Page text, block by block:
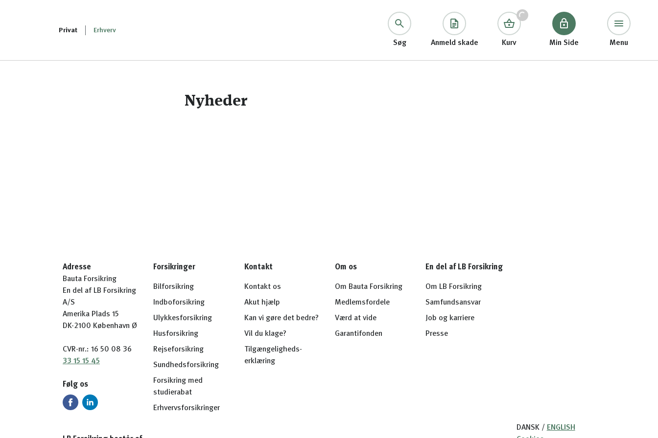
Privat Erhverv
Søg Anmeld skade Kurv Min Side Menu
Nyheder
Adresse
Bauta Forsikring
En del af LB Forsikring
A/S
Amerika Plads 15
DK-2100 København Ø
CVR-nr.: 16 50 08 36
33 15 15 45
Følg os
Forsikringer
Bilforsikring
Indboforsikring
Ulykkesforsikring
Husforsikring
Rejseforsikring
Sundhedsforsikring
Forsikring med
studierabat
Erhvervsforsikringer
Kontakt
Kontakt os
Akut hjælp
Kan vi gøre det bedre?
Vil du klage?
Tilgængeligheds-
erklæring
Om os
Om Bauta Forsikring
Medlemsfordele
Værd at vide
Garantifonden
En del af LB Forsikring
Om LB Forsikring
Samfundsansvar
Job og karriere
Presse
DANSK/ ENGLISH